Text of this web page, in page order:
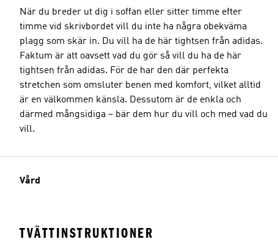
När du breder ut dig i soffan eller sitter timme efter
timme vid skrivbordet vill du inte ha några obekväma
plagg som skär in. Du vill ha de här tightsen från adidas.
Faktum är att oavsett vad du gör så vill du ha de här
tightsen från adidas. För de har den där perfekta
stretchen som omsluter benen med komfort, vilket alltid
är en välkommen känsla. Dessutom är de enkla och
därmed mångsidiga – bär dem hur du vill och med vad du
vill.
Vård
TVÄTTINSTRUKTIONER